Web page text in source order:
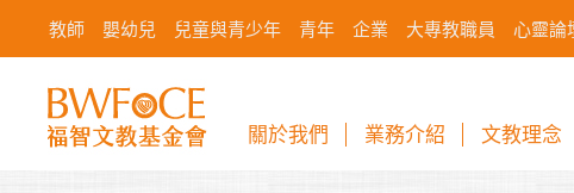
教師 嬰幼兒 兒童與青少年 青年 企業 大專教職員 心靈論
關於我們 業務介紹 文教理念